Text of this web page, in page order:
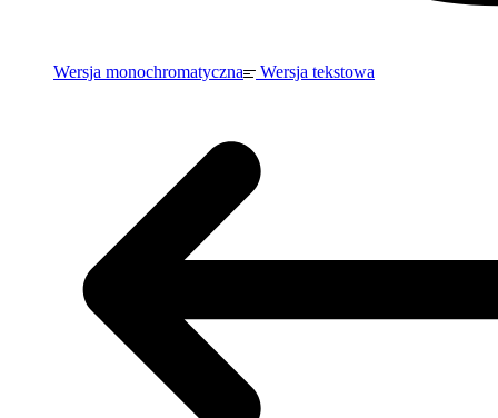
Wersja monochromatyczna Wersja tekstowa